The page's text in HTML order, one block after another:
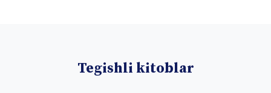
Tegishli kitoblar